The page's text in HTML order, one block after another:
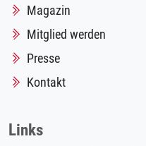
Magazin
Mitglied werden
Presse
Kontakt
Links